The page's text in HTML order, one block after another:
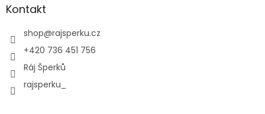
Kontakt
shop@rajsperku.cz
+420 736 451 756
Ráj Šperků
rajsperku_